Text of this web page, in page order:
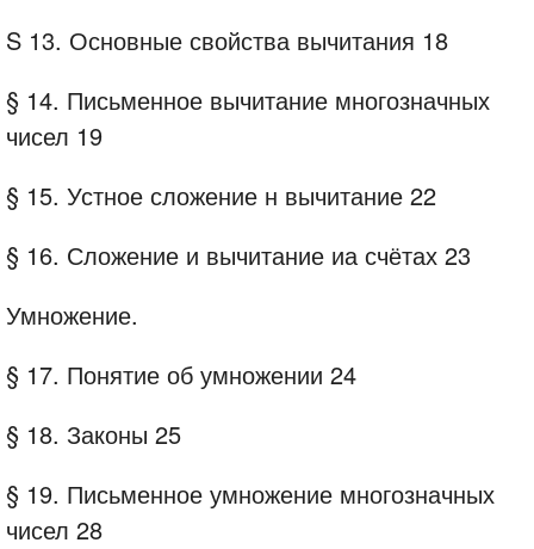
S 13. Основные свойства вычитания 18
§ 14. Письменное вычитание многозначных
чисел 19
§ 15. Устное сложение н вычитание 22
§ 16. Сложение и вычитание иа счётах 23
Умножение.
§ 17. Понятие об умножении 24
§ 18. Законы 25
§ 19. Письменное умножение многозначных
чисел 28